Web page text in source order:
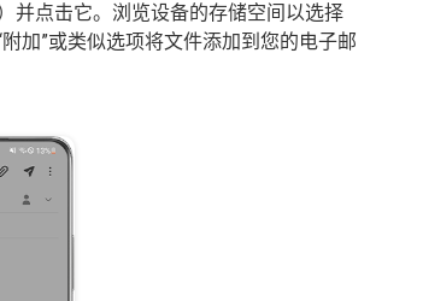
并点击它。浏览设备的存储空间以选择
加”或类似选项将文件添加到您的电子邮